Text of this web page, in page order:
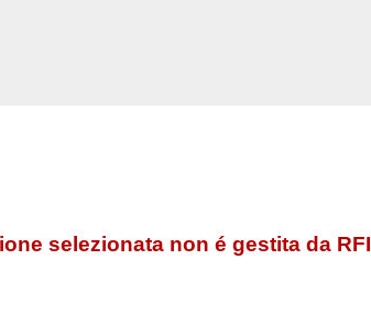
selezionata non é gestita da RFI